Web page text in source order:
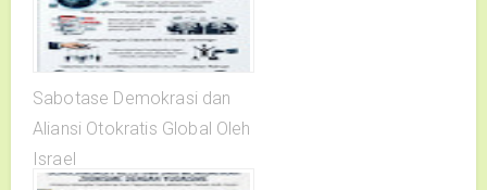
Sabotase Demokrasi dan
Aliansi Otokratis Global Oleh
Israel